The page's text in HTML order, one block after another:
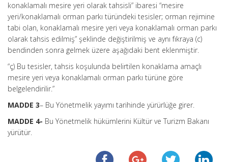
konaklamalı mesire yeri olarak tahsisli” ibaresi “mesire
yeri/konaklamalı orman parkı türündeki tesisler; orman rejimine
tabi olan, konaklamalı mesire yeri veya konaklamalı orman parkı
olarak tahsis edilmiş” şeklinde değiştirilmiş ve aynı fıkraya (c)
bendinden sonra gelmek üzere aşağıdaki bent eklenmiştir.
“ç) Bu tesisler, tahsis koşulunda belirtilen konaklama amaçlı
mesire yeri veya konaklamalı orman parkı türüne göre
belgelendirilir.”
MADDE 3– Bu Yönetmelik yayımı tarihinde yürürlüğe girer.
MADDE 4- Bu Yönetmelik hükümlerini Kültür ve Turizm Bakanı
yürütür.